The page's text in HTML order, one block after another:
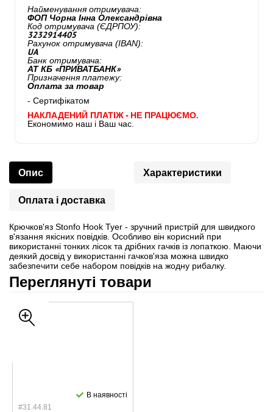
Найменування отримувача:
ФОП Чорна Інна Олександрівна
Код отримувача (ЄДРПОУ):
3232914405
Рахунок отримувача (IBAN):
UA
Банк отримувача:
АТ КБ «ПРИВАТБАНК»
Призначення платежу:
Оплата за товар
- Сертифікатом
НАКЛАДЕНИЙ ПЛАТІЖ - НЕ ПРАЦЮЄМО.
Економимо наш і Ваш час.
Опис Характеристики
Оплата і доставка
Крючков'яз Stonfo Hook Tyer - зручний пристрій для швидкого
в'язання якісних повідків. Особливо він корисний при
використанні тонких лісок та дрібних гачків із лопаткою. Маючи
деякий досвід у використанні гачков'яза можна швидко
забезпечити себе набором повідків на жодну рибалку.
Переглянуті товари
#31.44.81
В наявності